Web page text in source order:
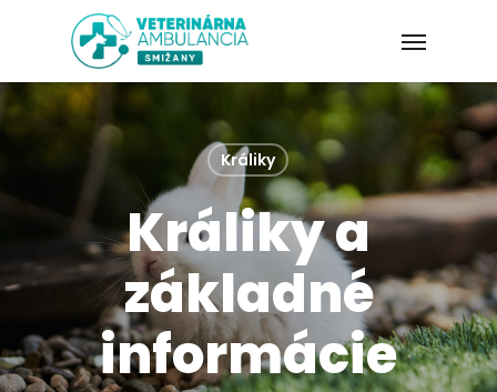
Králiky
Králiky a
základné
informácie